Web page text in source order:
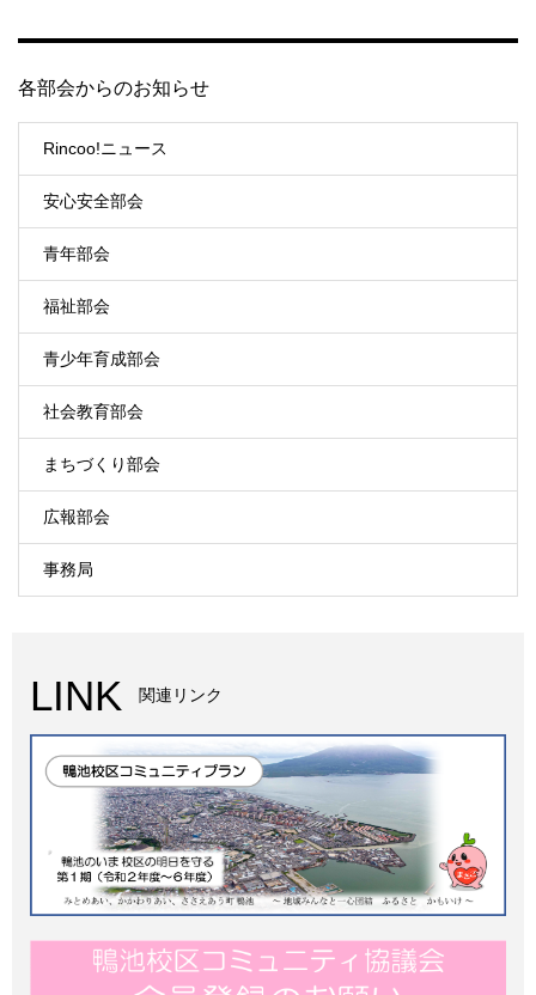
各部会からのお知らせ
Rincoo!ニュース
安心安全部会
青年部会
福祉部会
青少年育成部会
社会教育部会
まちづくり部会
広報部会
事務局
LINK 関連リンク